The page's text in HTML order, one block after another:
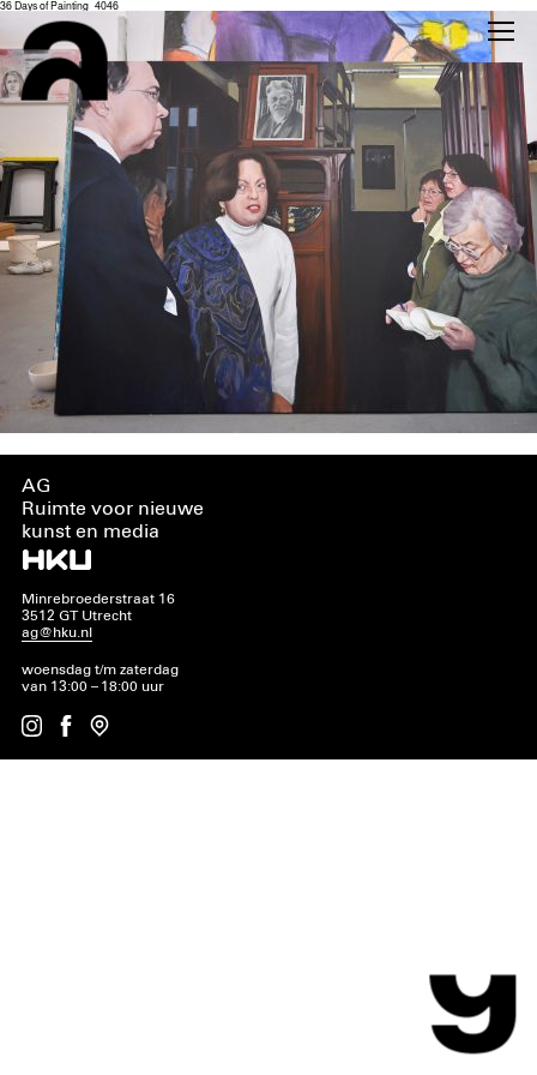
36 Days of Painting_4046
AG
Ruimte voor nieuwe
kunst en media
Minrebroederstraat 16
3512 GT Utrecht
ag@hku.nl
woensdag t/m zaterdag
van 13:00 – 18:00 uur